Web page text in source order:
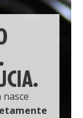
nasce